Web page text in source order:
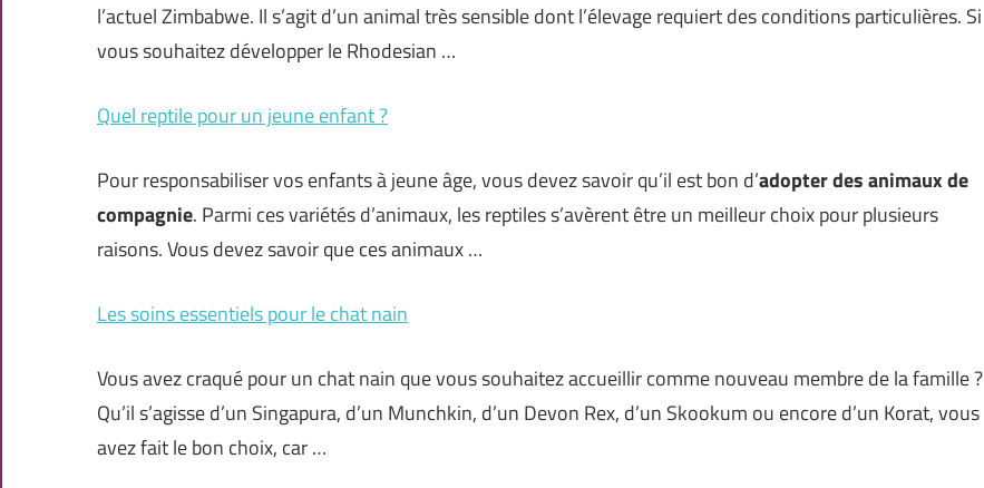
l’actuel Zimbabwe. Il s’agit d’un animal très sensible dont l’élevage requiert des conditions particulières. Si
vous souhaitez développer le Rhodesian …
Quel reptile pour un jeune enfant ?
Pour responsabiliser vos enfants à jeune âge, vous devez savoir qu’il est bon d’adopter des animaux de
compagnie. Parmi ces variétés d’animaux, les reptiles s’avèrent être un meilleur choix pour plusieurs
raisons. Vous devez savoir que ces animaux …
Les soins essentiels pour le chat nain
Vous avez craqué pour un chat nain que vous souhaitez accueillir comme nouveau membre de la famille ?
Qu’il s’agisse d’un Singapura, d’un Munchkin, d’un Devon Rex, d’un Skookum ou encore d’un Korat, vous
avez fait le bon choix, car …